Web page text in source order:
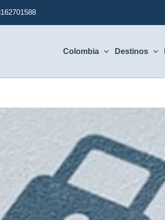
Colombia Destinos